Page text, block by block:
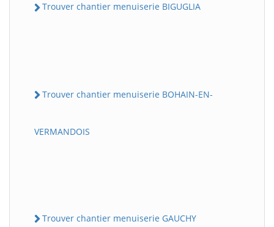
Trouver chantier menuiserie BIGUGLIA
Trouver chantier menuiserie BOHAIN-EN-
VERMANDOIS
Trouver chantier menuiserie GAUCHY